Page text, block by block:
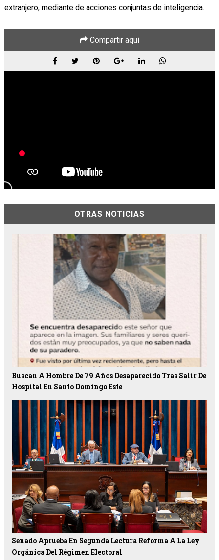
extranjero, mediante de acciones conjuntas de inteligencia.
Compartir aqui
OTRAS NOTICIAS
Buscan A Hombre De 79 Años Desaparecido Tras Salir De
Hospital En Santo Domingo Este
Senado Aprueba En Segunda Lectura Reforma A La Ley
Orgánica Del Régimen Electoral